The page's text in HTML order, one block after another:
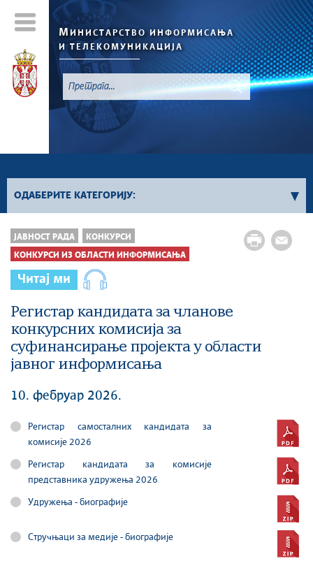
МИНИСТАРСТВО ИНФОРМИСАЊА
И ТЕЛЕКОМУНИКАЦИЈА
ОДАБЕРИТЕ КАТЕГОРИЈУ:
Конкурси из области информисања
Конкурси из области телекомуникација
Конкурси из области информационог
ЈАВНОСТ РАДА КОНКУРСИ
КОНКУРСИ ИЗ ОБЛАСТИ ИНФОРМИСАЊА
Читај ми
Регистар кандидата за чланове
конкурсних комисија за
суфинансирање пројекта у области
јавног информисања
10. фебруар 2026.
Регистар самосталних кандидата за
комисије 2026
Регистар кандидата за комисије
представника удружења 2026
Удружења - биографије
Стручњаци за медије - биографије